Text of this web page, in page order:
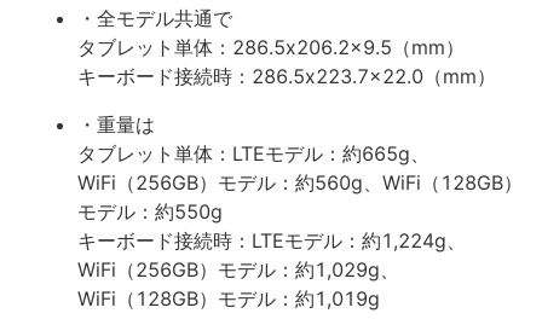
・全モデル共通で
タブレット単体：286.5x206.2x9.5（mm）
キーボード接続時：286.5x223.7x22.0（mm）
・重量は
タブレット単体：LTEモデル：約665g、
WiFi（256GB）モデル：約560g、WiFi（128GB）
モデル：約550g
キーボード接続時：LTEモデル：約1,224g、
WiFi（256GB）モデル：約1,029g、
WiFi（128GB）モデル：約1,019g